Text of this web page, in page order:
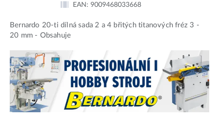
EAN: 9009468033668
Bernardo 20-ti dílná sada 2 a 4 břitých titanových fréz 3 -
20 mm - Obsahuje